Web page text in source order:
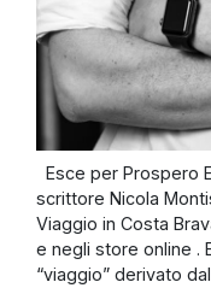
Esce per Prospero
scrittore Nicola
Viaggio in Costa
e negli store online .
“viaggio” derivato